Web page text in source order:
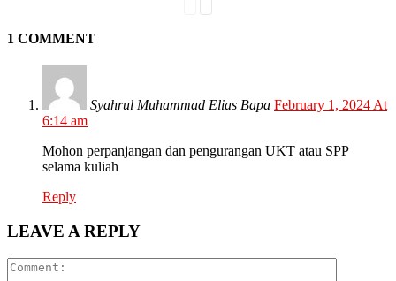
1 COMMENT
Syahrul Muhammad Elias Bapa February 1, 2024 At
6:14 am
Mohon perpanjangan dan pengurangan UKT atau SPP
selama kuliah
Reply
LEAVE A REPLY